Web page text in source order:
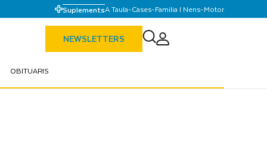
SuplementsA Taula-Cases-Familia I Nens-Motor
NEWSLETTERS
OBITUARIS